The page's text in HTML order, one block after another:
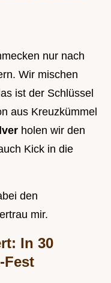
nur nach
Wir mischen
ist der Schlüssel
aus Kreuzkümmel
holen wir den
Kick in die
den
mir.
In 30
Fest